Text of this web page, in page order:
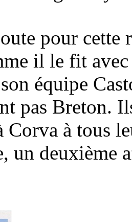
pour
il le fit
équipe
pas Breton.
à tous
un deuxième